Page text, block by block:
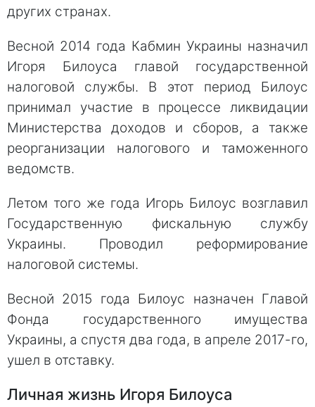
других странах.
Весной 2014 года Кабмин Украины назначил
Игоря Билоуса главой государственной
налоговой службы. В этот период Билоус
принимал участие в процессе ликвидации
Министерства доходов и сборов, а также
реорганизации налогового и таможенного
ведомств.
Летом того же года Игорь Билоус возглавил
Государственную фискальную службу
Украины. Проводил реформирование
налоговой системы.
Весной 2015 года Билоус назначен Главой
Фонда государственного имущества
Украины, а спустя два года, в апреле 2017-го,
ушел в отставку.
Личная жизнь Игоря Билоуса